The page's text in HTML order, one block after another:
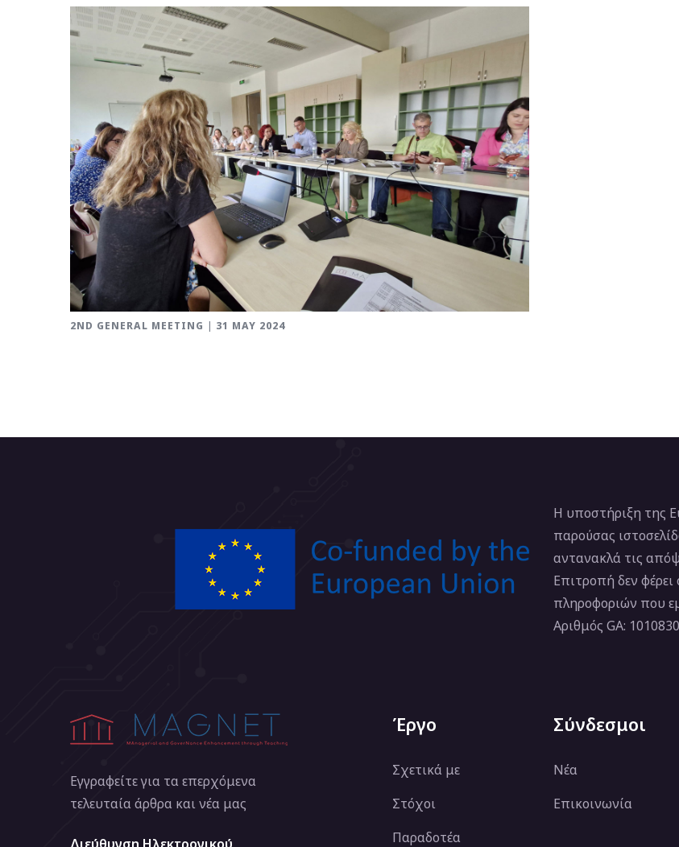
2ND GENERAL MEETING | 31 MAY 2024
Η υποστήριξη της
παρούσας
αντανακλά τις
Επιτροπή δεν
πληροφοριών που
Αριθμός GA:
Εγγραφείτε για τα επερχόμενα
τελευταία άρθρα και νέα μας
Διεύθυνση Ηλεκτρονικού
Έργο
Σχετικά με
Στόχοι
Παραδοτέα
Σύνδεσμοι
Νέα
Επικοινωνία